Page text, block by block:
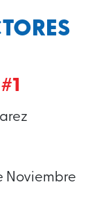
Noviembre